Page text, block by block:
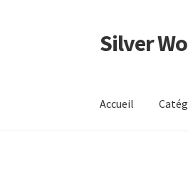
Aller
à
Aller
au
Silver
Accueil